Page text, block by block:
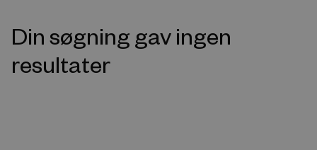
Din søgning gav ingen
resultater